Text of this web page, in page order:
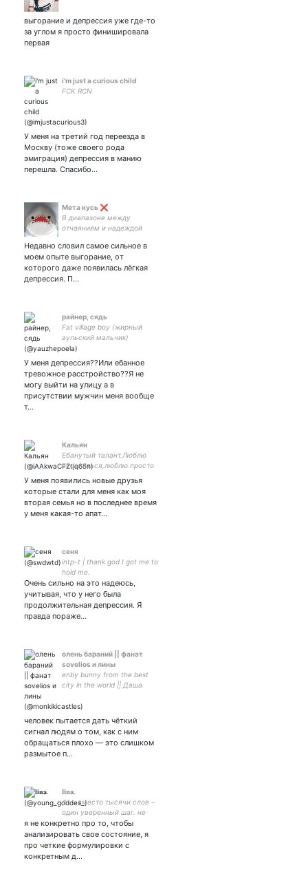
выгорание и депрессия уже где-то
за углом я просто финишировала
первая
i'm just a curious child
FCK RCN
У меня на третий год переезда в
Москву (тоже своего рода
эмиграция) депрессия в манию
перешла. Спасибо…
Мета кусь ❌
В диапазоне между
отчаянием и надеждой
Недавно словил самое сильное в
моем опыте выгорание, от
которого даже появилась лёгкая
депрессия. П…
райнер, сядь
Fat village boy (жирный
аульский мальчик)
У меня депрессия??Или ебанное
тревожное расстройство??Я не
могу выйти на улицу а в
присутствии мужчин меня вообще
т…
Кальян
Ебанутый талант.Люблю
веселиться,люблю просто
любить .Я всегда вас не
оставлю грустить самих ))
❤️❤️❤️
У меня появились новые друзья
которые стали для меня как моя
вторая семья но в последнее время
у меня какая-то апат…
сеня
intp-t | thank god I got me to
hold me.
Очень сильно на это надеюсь,
учитывая, что у него была
продолжительная депрессия. Я
правда пораже…
олень бараний || фанат
sovelios и лины
enby bunny from the best
city in the world || Даша
|| я Май, за иное имя
рискуете улететь далече
человек пытается дать чёткий
сигнал людям о том, как с ним
обращаться плохо — это слишком
размытое п…
𝐥𝐢𝐧𝐚.
✎ . . вместо тысячи слов –
один уверенный шаг. не
переставай доверять
мечтам.⚡🖤
я не конкретно про то, чтобы
анализировать свое состояние, я
про четкие формулировки с
конкретным д…